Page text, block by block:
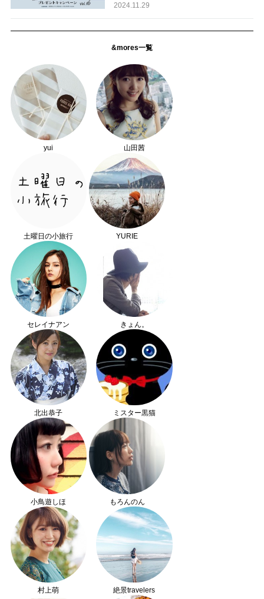
2024.11.29
&mores一覧
yui 山田茜
土曜日の小旅行 YURIE
セレイナアン きょん。
北出恭子 ミスター黒猫
小鳥遊しほ もろんのん
村上萌 絶景travelers